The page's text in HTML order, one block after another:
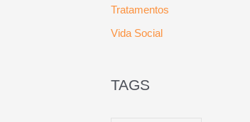
Tratamentos
Vida Social
TAGS